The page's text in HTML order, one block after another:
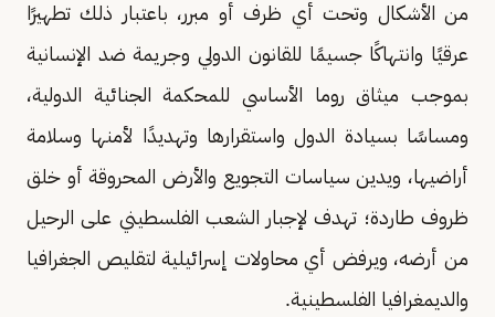
من الأشكال وتحت أي ظرف أو مبرر، باعتبار ذلك تطهيرًا
عرقيًا وانتهاكًا جسيمًا للقانون الدولي وجريمة ضد الإنسانية
بموجب ميثاق روما الأساسي للمحكمة الجنائية الدولية،
ومساسًا بسيادة الدول واستقرارها وتهديدًا لأمنها وسلامة
أراضيها، ويدين سياسات التجويع والأرض المحروقة أو خلق
ظروف طاردة؛ تهدف لإجبار الشعب الفلسطيني على الرحيل
من أرضه، ويرفض أي محاولات إسرائيلية لتقليص الجغرافيا
والديمغرافيا الفلسطينية.